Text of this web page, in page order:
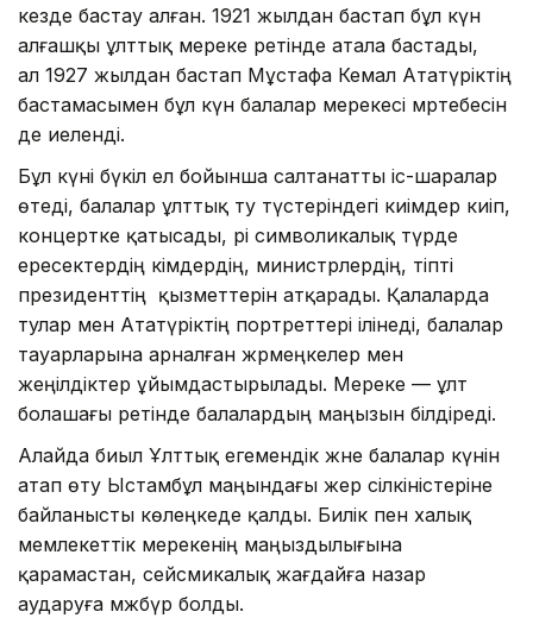
кезде бастау алған. 1921 жылдан бастап бұл күн
алғашқы ұлттық мереке ретінде атала бастады,
ал 1927 жылдан бастап Мұстафа Кемал Ататүріктің
бастамасымен бұл күн балалар мерекесі мәртебесін
де иеленді.
Бұл күні бүкіл ел бойынша салтанатты іс-шаралар
өтеді, балалар ұлттық ту түстеріндегі киімдер киіп,
концертке қатысады, әрі символикалық түрде
ересектердің әкімдердің, министрлердің, тіпті
президенттің қызметтерін атқарады. Қалаларда
тулар мен Ататүріктің портреттері ілінеді, балалар
тауарларына арналған жәрмеңкелер мен
жеңілдіктер ұйымдастырылады. Мереке — ұлт
болашағы ретінде балалардың маңызын білдіреді.
Алайда биыл Ұлттық егемендік және балалар күнін
атап өту Ыстамбұл маңындағы жер сілкіністеріне
байланысты көлеңкеде қалды. Билік пен халық
мемлекеттік мерекенің маңыздылығына
қарамастан, сейсмикалық жағдайға назар
аударуға мәжбүр болды.